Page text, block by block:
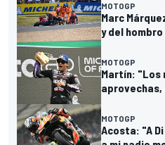
MOTOGP
Marc
y del
MOTOGP
Martín: "Los
MOTOGP
Acosta: "A